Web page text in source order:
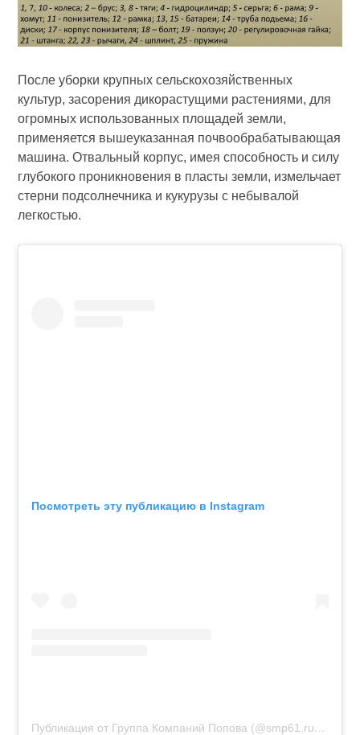
После уборки крупных сельскохозяйственных
культур, засорения дикорастущими растениями, для
огромных использованных площадей земли,
применяется вышеуказанная почвообрабатывающая
машина. Отвальный корпус, имея способность и силу
глубокого проникновения в пласты земли, измельчает
стерни подсолнечника и кукурузы с небывалой
легкостью.
Посмотреть эту публикацию в Instagram
Публикация от Группа Компаний Попова (@smp61.ru)